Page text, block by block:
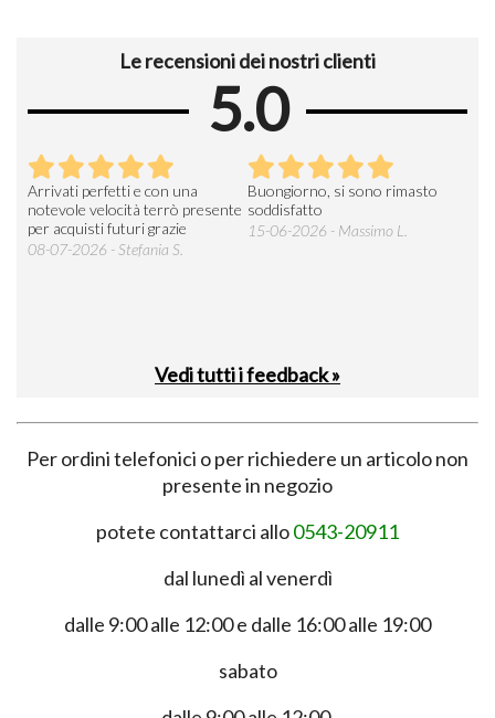
Le recensioni dei nostri clienti
5.0
Arrivati perfetti e con una
notevole velocità terrò presente
per acquisti futuri grazie
08-07-2026 - Stefania S.
Buongiorno, si sono rimasto
soddisfatto
15-06-2026 - Massimo L.
Vedi tutti i feedback »
Per ordini telefonici o per richiedere un articolo non
presente in negozio
potete contattarci allo0543-20911
dal lunedì al venerdì
dalle 9:00 alle 12:00 e dalle 16:00 alle 19:00
sabato